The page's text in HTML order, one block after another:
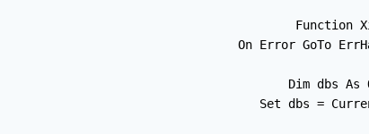
Function
On Error GoTo
Dim dbs As
Set dbs =